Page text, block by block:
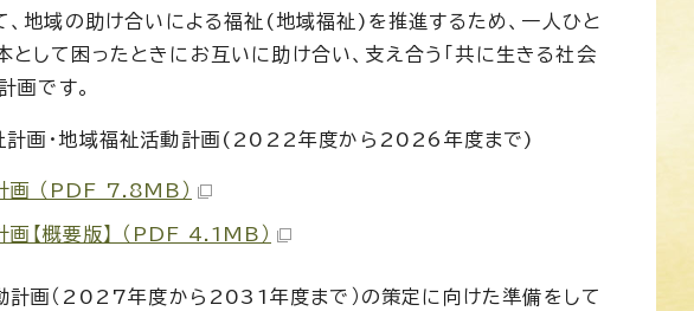
、地域の助け合いによる福祉(地域福祉)を推進するため、一人ひと
して困ったときにお互いに助け合い、支え合う「共に生きる社会
画です。
画・地域福祉活動計画(2022年度から2026年度まで)
画 （PDF 7.8MB）
【概要版】 （PDF 4.1MB）
計画（2027年度から2031年度まで）の策定に向けた準備をして